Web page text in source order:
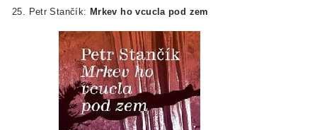
25. Petr Stančík: Mrkev ho vcucla pod zem